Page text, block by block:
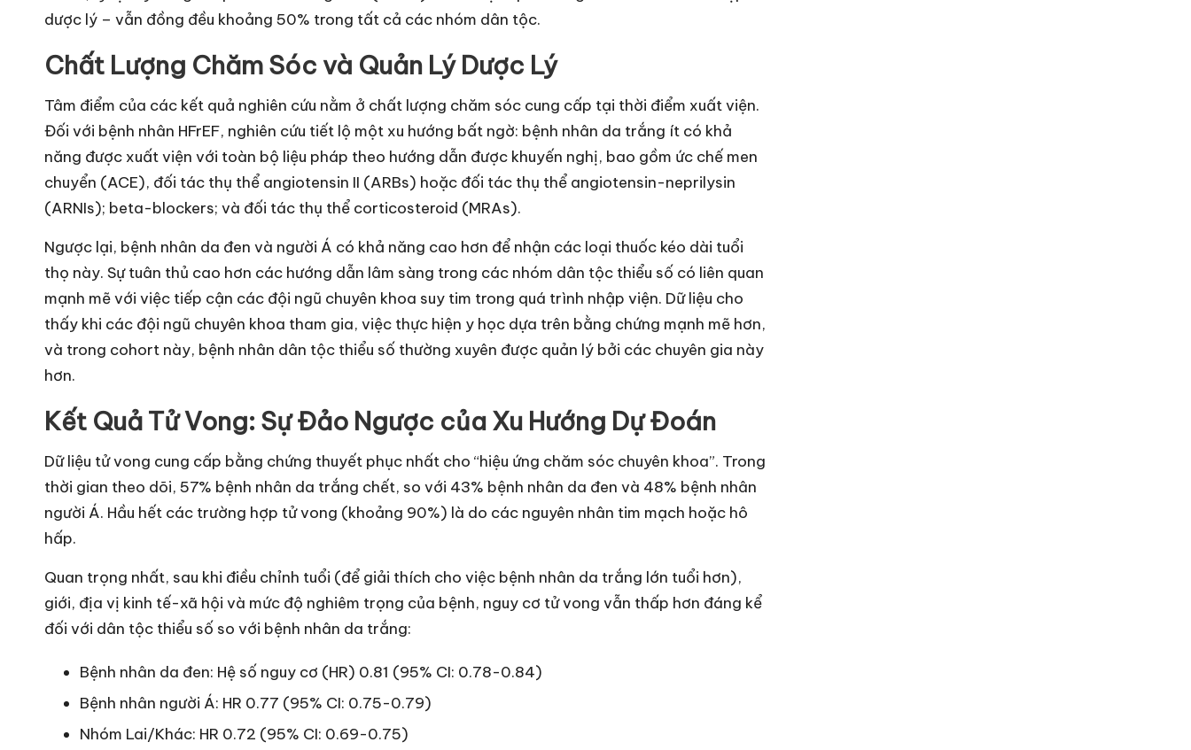
dược lý – vẫn đồng đều khoảng 50% trong tất cả các nhóm dân tộc.
Chất Lượng Chăm Sóc và Quản Lý Dược Lý
Tâm điểm của các kết quả nghiên cứu nằm ở chất lượng chăm sóc cung cấp tại thời điểm xuất viện.
Đối với bệnh nhân HFrEF, nghiên cứu tiết lộ một xu hướng bất ngờ: bệnh nhân da trắng ít có khả
năng được xuất viện với toàn bộ liệu pháp theo hướng dẫn được khuyến nghị, bao gồm ức chế men
chuyển (ACE), đối tác thụ thể angiotensin II (ARBs) hoặc đối tác thụ thể angiotensin-neprilysin
(ARNIs); beta-blockers; và đối tác thụ thể corticosteroid (MRAs).
Ngược lại, bệnh nhân da đen và người Á có khả năng cao hơn để nhận các loại thuốc kéo dài tuổi
thọ này. Sự tuân thủ cao hơn các hướng dẫn lâm sàng trong các nhóm dân tộc thiểu số có liên quan
mạnh mẽ với việc tiếp cận các đội ngũ chuyên khoa suy tim trong quá trình nhập viện. Dữ liệu cho
thấy khi các đội ngũ chuyên khoa tham gia, việc thực hiện y học dựa trên bằng chứng mạnh mẽ hơn,
và trong cohort này, bệnh nhân dân tộc thiểu số thường xuyên được quản lý bởi các chuyên gia này
hơn.
Kết Quả Tử Vong: Sự Đảo Ngược của Xu Hướng Dự Đoán
Dữ liệu tử vong cung cấp bằng chứng thuyết phục nhất cho “hiệu ứng chăm sóc chuyên khoa”. Trong
thời gian theo dõi, 57% bệnh nhân da trắng chết, so với 43% bệnh nhân da đen và 48% bệnh nhân
người Á. Hầu hết các trường hợp tử vong (khoảng 90%) là do các nguyên nhân tim mạch hoặc hô
hấp.
Quan trọng nhất, sau khi điều chỉnh tuổi (để giải thích cho việc bệnh nhân da trắng lớn tuổi hơn),
giới, địa vị kinh tế-xã hội và mức độ nghiêm trọng của bệnh, nguy cơ tử vong vẫn thấp hơn đáng kể
đối với dân tộc thiểu số so với bệnh nhân da trắng:
Bệnh nhân da đen: Hệ số nguy cơ (HR) 0.81 (95% CI: 0.78-0.84)
Bệnh nhân người Á: HR 0.77 (95% CI: 0.75-0.79)
Nhóm Lai/Khác: HR 0.72 (95% CI: 0.69-0.75)